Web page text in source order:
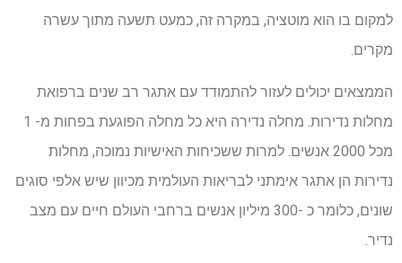
למקום בו הוא מוטציה, במקרה זה, כמעט תשעה מתוך עשרה
מקרים.
הממצאים יכולים לעזור להתמודד עם אתגר רב שנים ברפואת
מחלות נדירות. מחלה נדירה היא כל מחלה הפוגעת בפחות מ- 1
מכל 2000 אנשים. למרות ששכיחות האישיות נמוכה, מחלות
נדירות הן אתגר אימתני לבריאות העולמית מכיוון שיש אלפי סוגים
שונים, כלומר כ -300 מיליון אנשים ברחבי העולם חיים עם מצב
נדיר.